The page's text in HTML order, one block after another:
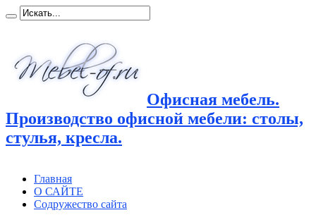
Офисная мебель.
Производство офисной мебели: столы,
стулья, кресла.
Главная
О САЙТЕ
Содружество сайта